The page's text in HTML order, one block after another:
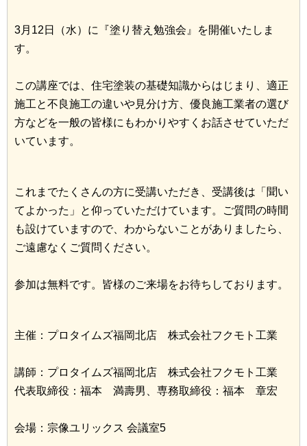
3月12日（水）に『塗り替え勉強会』を開催いたしま
す。
この講座では、住宅塗装の基礎知識からはじまり、適正
施工と不良施工の違いや見分け方、優良施工業者の選び
方などを一般の皆様にもわかりやすくお話させていただ
いています。
これまでたくさんの方に受講いただき、受講後は「聞い
てよかった」と仰っていただけています。ご質問の時間
も設けていますので、わからないことがありましたら、
ご遠慮なくご質問ください。
参加は無料です。皆様のご来場をお待ちしております。
主催：プロタイムズ福岡北店 株式会社フクモト工業
講師：プロタイムズ福岡北店 株式会社フクモト工業
代表取締役：福本 満壽男、専務取締役：福本 章宏
会場：宗像ユリックス 会議室5